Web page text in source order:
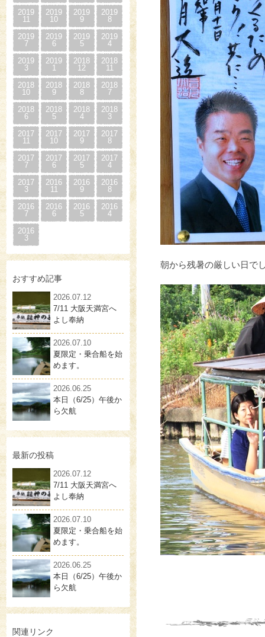
2019
11
2019
10
2019
9
2019
8
2019
7
2019
6
2019
5
2019
4
2019
3
2019
1
2018
12
2018
11
2018
10
2018
9
2018
8
2018
7
2018
6
2018
5
2018
4
2018
3
2017
11
2017
10
2017
9
2017
8
2017
7
2017
6
2017
5
2017
4
2017
3
2016
11
2016
9
2016
8
2016
7
2016
6
2016
5
2016
4
2016
3
おすすめ記事
2026.07.12
7/11 大阪天満宮へ
よし奉納
2026.07.10
夏限定・乗合船を始
めます。
2026.06.25
本日（6/25）午後か
ら欠航
最新の投稿
2026.07.12
7/11 大阪天満宮へ
よし奉納
2026.07.10
夏限定・乗合船を始
めます。
2026.06.25
本日（6/25）午後か
ら欠航
関連リンク
朝から残暑の厳しい日で